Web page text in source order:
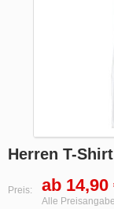
Herren T-
Preis: ab 14,90
Alle